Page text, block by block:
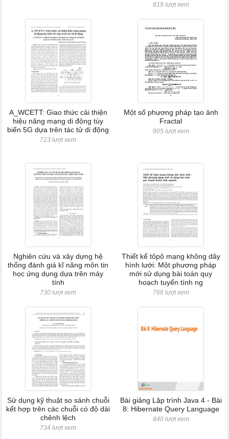
819 lượt xem
A_WCETT: Giao thức cải thiện
hiệu năng mạng di động tùy
biến 5G dựa trên tác tử di động
723 lượt xem
Một số phương pháp tạo ảnh
Fractal
805 lượt xem
Nghiên cứu và xây dựng hệ
thống đánh giá kĩ năng môn tin
học ứng dụng dựa trên máy
tính
730 lượt xem
Thiết kế tôpô mạng không dây
hình lưới: Một phương pháp
mới sử dụng bài toán quy
hoạch tuyến tính ng
766 lượt xem
Sử dụng kỹ thuật so sánh chuỗi
kết hợp trên các chuỗi có độ dài
chênh lệch
734 lượt xem
Bài giảng Lập trình Java 4 - Bài
8: Hibernate Query Language
840 lượt xem